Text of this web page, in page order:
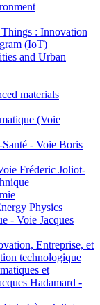
: Innovation
(IoT)
and Urban
materials
(Voie
- Voie Boris
Fréderic Joliot-
Physics
- Voie Jacques
Entreprise, et
technologique
et
Hadamard -